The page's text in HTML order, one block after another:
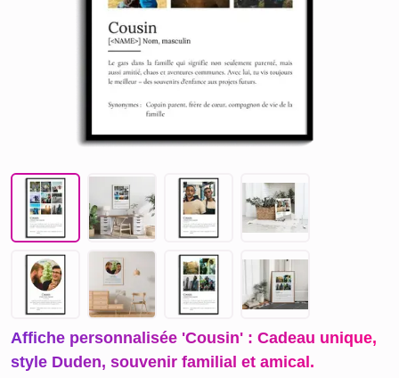
Affiche personnalisée 'Cousin' : Cadeau unique,
style Duden, souvenir familial et amical.